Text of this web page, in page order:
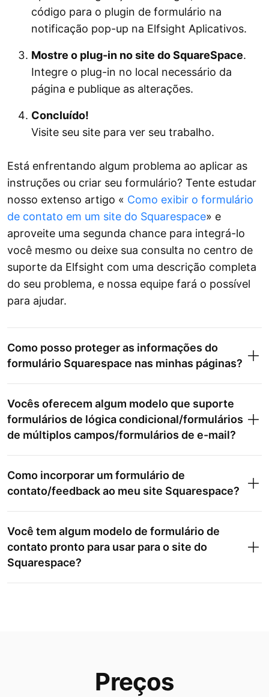
código para o plugin de formulário na
notificação pop-up na Elfsight Aplicativos.
Mostre o plug-in no site do SquareSpace.
Integre o plug-in no local necessário da
página e publique as alterações.
Concluído!
Visite seu site para ver seu trabalho.
Está enfrentando algum problema ao aplicar as
instruções ou criar seu formulário? Tente estudar
nosso extenso artigo « Como exibir o formulário
de contato em um site do Squarespace» e
aproveite uma segunda chance para integrá-lo
você mesmo ou deixe sua consulta no centro de
suporte da Elfsight com uma descrição completa
do seu problema, e nossa equipe fará o possível
para ajudar.
Como posso proteger as informações do
formulário Squarespace nas minhas páginas?
Vocês oferecem algum modelo que suporte
formulários de lógica condicional/formulários
de múltiplos campos/formulários de e-mail?
Como incorporar um formulário de
contato/feedback ao meu site Squarespace?
Você tem algum modelo de formulário de
contato pronto para usar para o site do
Squarespace?
Preços